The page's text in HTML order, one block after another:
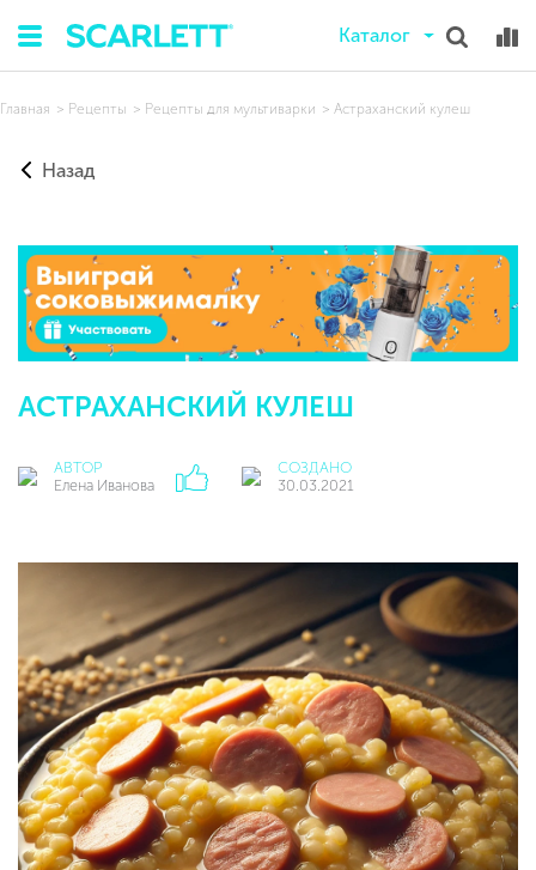
Каталог
Главная Рецепты Рецепты для мультиварки Астраханский кулеш
Назад
АСТРАХАНСКИЙ КУЛЕШ
АВТОР
Елена Иванова
СОЗДАНО
30.03.2021